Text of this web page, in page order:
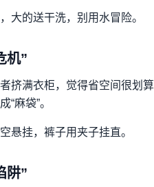
大的送干洗，别用水冒险。
机”
挤满衣柜，觉得省空间很划
“麻袋”。
悬挂，裤子用夹子挂直。
阱”